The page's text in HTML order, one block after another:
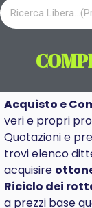
Acquisto e
veri e propri
Quotazioni e
trovi elenco
acquisire
Riciclo dei
a prezzi base